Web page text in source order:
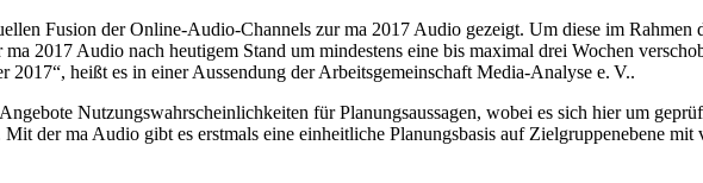
Fusion der Online-Audio-Channels zur ma 2017 Audio gezeigt. Um diese im Rahmen
2017 Audio nach heutigem Stand um mindestens eine bis maximal drei Wochen
heißt es in einer Aussendung der Arbeitsgemeinschaft Media-Analyse e. V..
Nutzungswahrscheinlichkeiten für Planungsaussagen, wobei es sich hier um
der ma Audio gibt es erstmals eine einheitliche Planungsbasis auf Zielgruppenebene